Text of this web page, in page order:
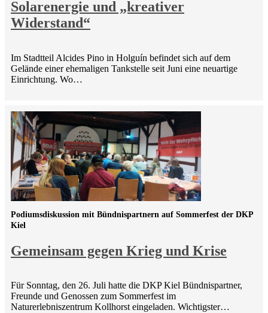
Solarenergie und „kreativer
Widerstand“
Im Stadtteil Alcides Pino in Holguín befindet sich auf dem
Gelände einer ehemaligen Tankstelle seit Juni eine neuartige
Einrichtung. Wo…
Gemeinsam gegen Krieg und Krise
Podiumsdiskussion mit Bündnispartnern auf Sommerfest der DKP
Kiel
Für Sonntag, den 26. Juli hatte die DKP Kiel Bündnispartner,
Freunde und Genossen zum Sommerfest im
Naturerlebniszentrum Kollhorst eingeladen. Wichtigster…